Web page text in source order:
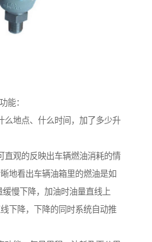
能：
么地点、什么时间，加了多少升
直观的反映出车辆燃油消耗的情
地看出车辆油箱里的燃油是如
慢下降，加油时油量直线上
下降，下降的同时系统自动推